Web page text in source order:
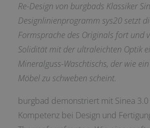
Re-Design von burgbads Klassiker
Designlinienprogramm sys20 setzt
Formsprache des Originals fort und
Solidität mit der ultraleichten Optik
Mineralguss-Waschtischs, der wie
Möbel zu schweben scheint.
burgbad demonstriert mit Sinea
Kompetenz bei Design und